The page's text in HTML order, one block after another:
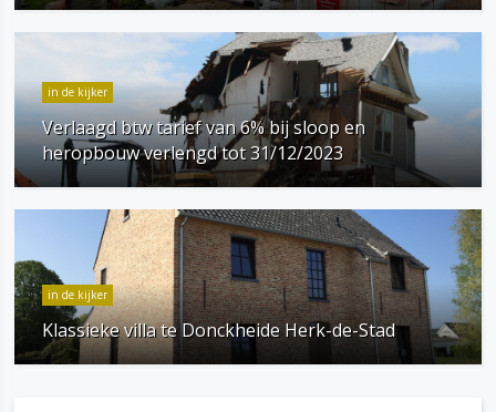
in de kijker
Verlaagd btw tarief van 6% bij sloop en
heropbouw verlengd tot 31/12/2023
in de kijker
Klassieke villa te Donckheide Herk-de-Stad